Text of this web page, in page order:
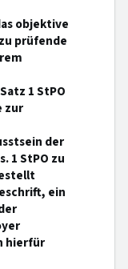
objektive
prüfende
1 StPO
zur
der
1 StPO zu
ein
hierfür